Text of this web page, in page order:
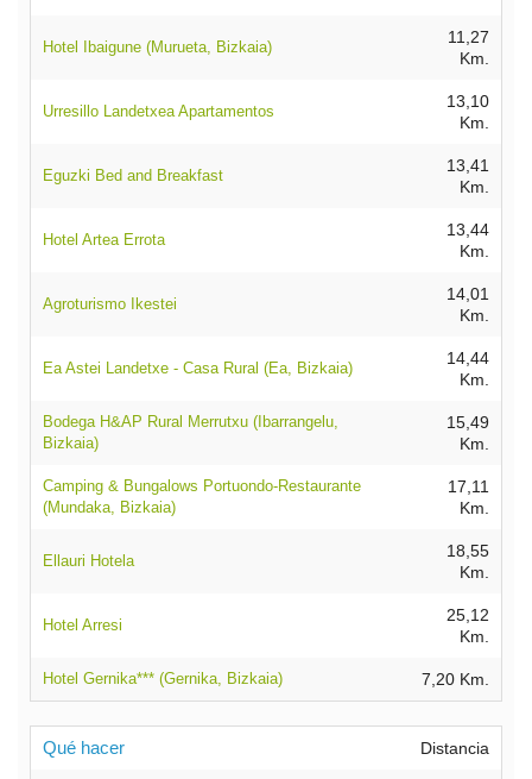
Hotel Ibaigune (Murueta, Bizkaia)
11,27
Km.
Urresillo Landetxea Apartamentos
13,10
Km.
Eguzki Bed and Breakfast
13,41
Km.
Hotel Artea Errota
13,44
Km.
Agroturismo Ikestei
14,01
Km.
Ea Astei Landetxe - Casa Rural (Ea, Bizkaia)
14,44
Km.
Bodega H&AP Rural Merrutxu (Ibarrangelu,
Bizkaia)
15,49
Km.
Camping & Bungalows Portuondo-Restaurante
(Mundaka, Bizkaia)
17,11
Km.
Ellauri Hotela
18,55
Km.
Hotel Arresi
25,12
Km.
Hotel Gernika*** (Gernika, Bizkaia) 7,20 Km.
Qué hacer Distancia